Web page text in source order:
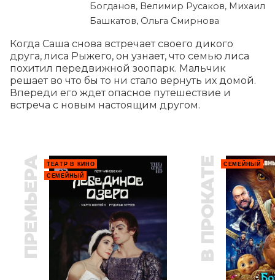
Богданов, Велимир Русаков, Михаил
Башкатов, Ольга Смирнова
Когда Саша снова встречает своего дикого
друга, лиса Рыжего, он узнает, что семью лиса
похитил передвижной зоопарк. Мальчик
решает во что бы то ни стало вернуть их домой.
Впереди его ждет опасное путешествие и
встреча с новым настоящим другом.
ПРЕМЬЕРА
ТЕАТР В КИНО
СЕМЕЙНЫЙ
В ПРОКАТЕ СЕМЕЙНЫЙ